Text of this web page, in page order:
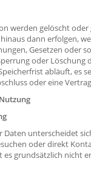
werden gelöscht
dann erfolgen,
Gesetzen oder
oder Löschung
abläuft, es
oder eine
unterscheidet
oder direkt
grundsätzlich nicht